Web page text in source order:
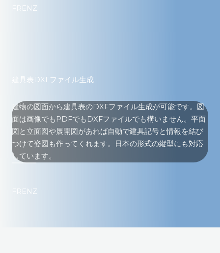
FRENZ
建具表DXFファイル生成
建物の図面から建具表のDXFファイル生成が可能です。図
面は画像でもPDFでもDXFファイルでも構いません。平面
図と立面図や展開図があれば自動で建具記号と情報を結び
つけて姿図も作ってくれます。日本の形式の縦型にも対応
しています。
FRENZ